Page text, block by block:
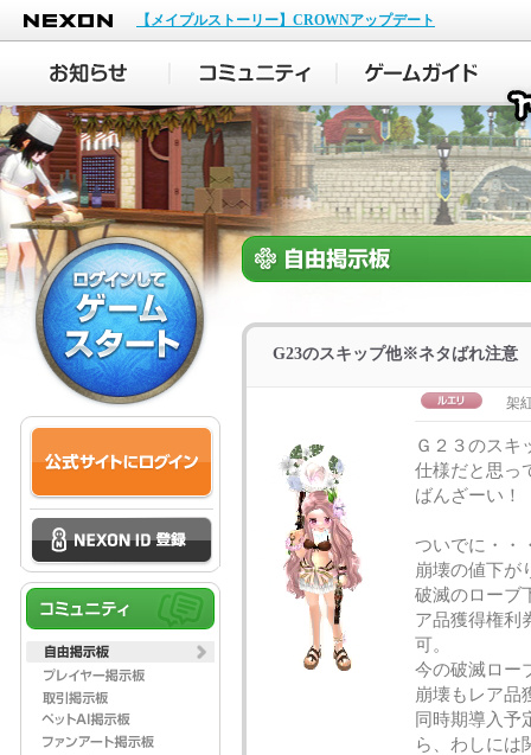
NEXON
【メイプルストーリー】CROWNアップデート
G23のスキップ他※ネタばれ注意
架
Ｇ２３のスキ
仕様だと思っ
ばんざーい！
ついでに・・
崩壊の値下が
破滅のローブ
ア品獲得権利
可。
今の破滅ロー
崩壊もレア品
同時期導入予
ら、わしには